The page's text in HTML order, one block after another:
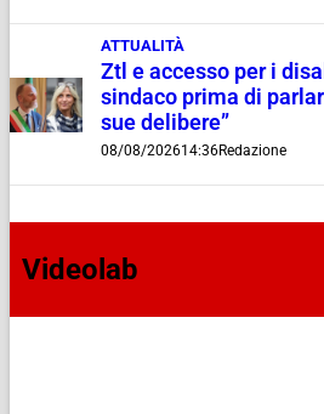
ATTUALITÀ
Ztl e accesso per i
sindaco prima di
sue delibere”
08/08/202614:36Redazione
Videolab